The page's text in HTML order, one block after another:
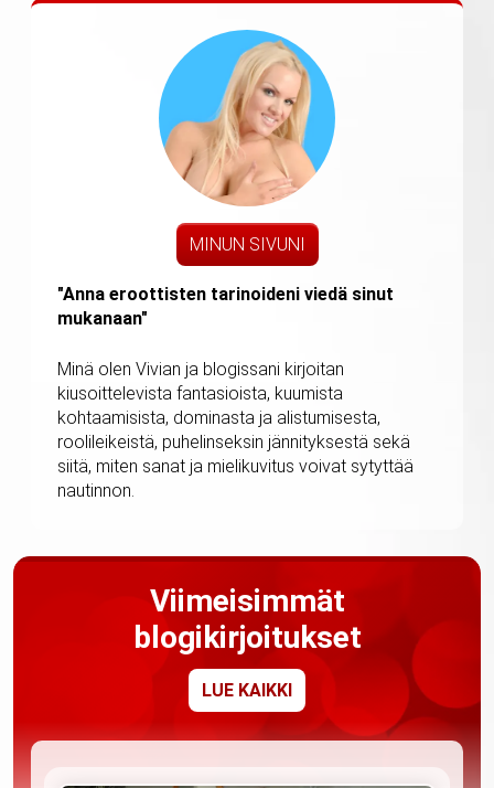
MINUN SIVUNI
"Anna eroottisten tarinoideni viedä sinut
mukanaan"
Minä olen Vivian ja blogissani kirjoitan
kiusoittelevista fantasioista, kuumista
kohtaamisista, dominasta ja alistumisesta,
roolileikeistä, puhelinseksin jännityksestä sekä
siitä, miten sanat ja mielikuvitus voivat sytyttää
nautinnon.
Viimeisimmät
blogikirjoitukset
LUE KAIKKI